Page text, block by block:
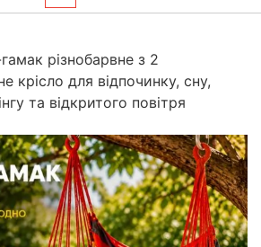
різнобарвне з 2
крісло для відпочинку, сну,
та відкритого повітря